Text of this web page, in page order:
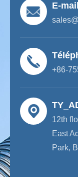
E-mail
+86-
12th
East
Park,